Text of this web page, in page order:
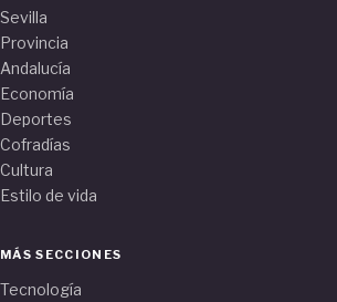
Sevilla
Provincia
Andalucía
Economía
Deportes
Cofradías
Cultura
Estilo de vida
MÁS SECCIONES
Tecnología